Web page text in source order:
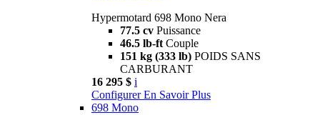
Hypermotard 698 Mono Nera
77.5 cv Puissance
46.5 lb-ft Couple
151 kg (333 lb) POIDS SANS
CARBURANT
16 295 $ i
Configurer En Savoir Plus
698 Mono